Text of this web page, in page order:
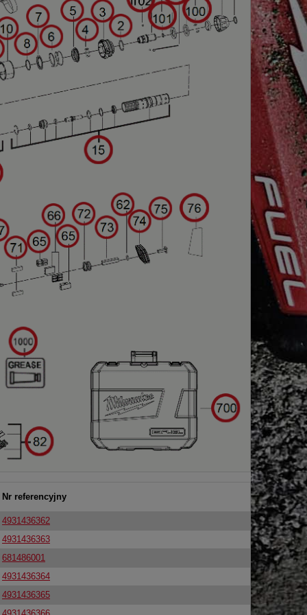
Nr referencyjny
4931436362
4931436363
681486001
4931436364
4931436365
4931436366